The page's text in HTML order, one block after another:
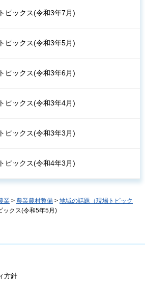
ピックス(令和3年7月)
ピックス(令和3年5月)
ピックス(令和3年6月)
ピックス(令和3年4月)
ピックス(令和3年3月)
ピックス(令和4年3月)
業 > 農業農村整備 > 地域の話題（現場トピック
ックス(令和5年5月)
方針